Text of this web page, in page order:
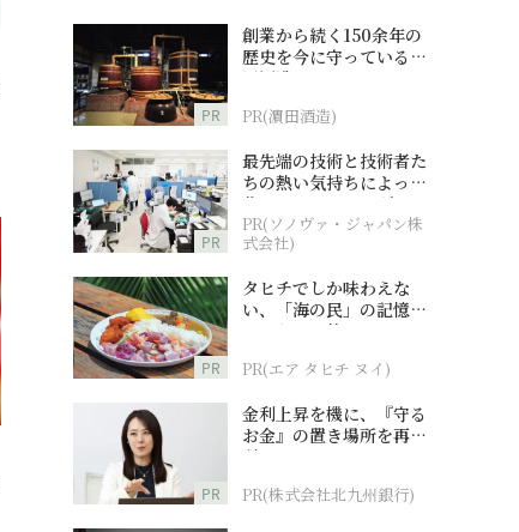
PR
創業から続く150余年の
歴史を今に守っている濵
田酒造
PR(濵田酒造)
PR
最先端の技術と技術者た
ちの熱い気持ちによって
作られているオーダーメ
イド補聴器
PR(ソノヴァ・ジャパン株
式会社)
PR
タヒチでしか味わえな
い、「海の民」の記憶へ
とつながる旅
PR(エア タヒチ ヌイ)
PR
金利上昇を機に、『守る
お金』の置き場所を再検
討
PR(株式会社北九州銀行)